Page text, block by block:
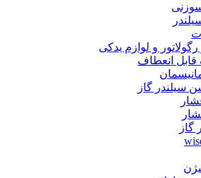
رگولاتور و لوازم یدکی
انعطاف
سیلندر گاز
گاز